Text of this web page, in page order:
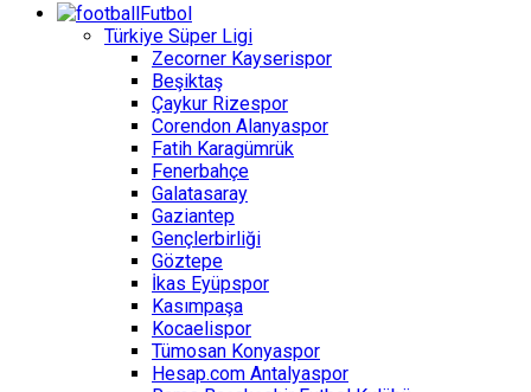
Futbol
Türkiye Süper Ligi
Zecorner Kayserispor
Beşiktaş
Çaykur Rizespor
Corendon Alanyaspor
Fatih Karagümrük
Fenerbahçe
Galatasaray
Gaziantep
Gençlerbirliği
Göztepe
İkas Eyüpspor
Kasımpaşa
Kocaelispor
Tümosan Konyaspor
Hesap.com Antalyaspor